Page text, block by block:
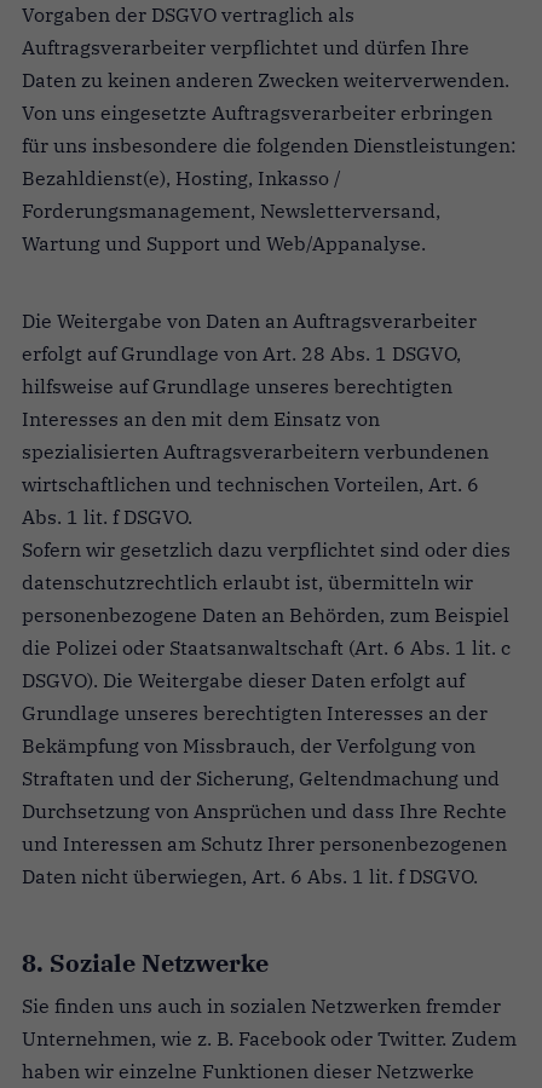
Vorgaben der DSGVO vertraglich als
Auftragsverarbeiter verpflichtet und dürfen Ihre
Daten zu keinen anderen Zwecken weiterverwenden.
Von uns eingesetzte Auftragsverarbeiter erbringen
für uns insbesondere die folgenden Dienstleistungen:
Bezahldienst(e), Hosting, Inkasso /
Forderungsmanagement, Newsletterversand,
Wartung und Support und Web/Appanalyse.
Die Weitergabe von Daten an Auftragsverarbeiter
erfolgt auf Grundlage von Art. 28 Abs. 1 DSGVO,
hilfsweise auf Grundlage unseres berechtigten
Interesses an den mit dem Einsatz von
spezialisierten Auftragsverarbeitern verbundenen
wirtschaftlichen und technischen Vorteilen, Art. 6
Abs. 1 lit. f DSGVO.
Sofern wir gesetzlich dazu verpflichtet sind oder dies
datenschutzrechtlich erlaubt ist, übermitteln wir
personenbezogene Daten an Behörden, zum Beispiel
die Polizei oder Staatsanwaltschaft (Art. 6 Abs. 1 lit. c
DSGVO). Die Weitergabe dieser Daten erfolgt auf
Grundlage unseres berechtigten Interesses an der
Bekämpfung von Missbrauch, der Verfolgung von
Straftaten und der Sicherung, Geltendmachung und
Durchsetzung von Ansprüchen und dass Ihre Rechte
und Interessen am Schutz Ihrer personenbezogenen
Daten nicht überwiegen, Art. 6 Abs. 1 lit. f DSGVO.
8. Soziale Netzwerke
Sie finden uns auch in sozialen Netzwerken fremder
Unternehmen, wie z. B. Facebook oder Twitter. Zudem
haben wir einzelne Funktionen dieser Netzwerke